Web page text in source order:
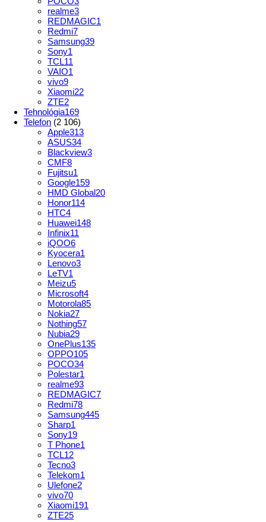
realme3
REDMAGIC1
Redmi7
Samsung39
Sony1
TCL11
VAIO1
vivo9
Xiaomi22
ZTE2
Tehnológia169
Telefon (2 106)
Apple313
ASUS34
Blackview3
CMF8
Fujitsu1
Google159
HMD Global20
Honor114
HTC4
Huawei148
Infinix11
iQOO6
Kyocera1
Lenovo3
LeTV1
Meizu5
Microsoft4
Motorola85
Nokia27
Nothing57
Nubia29
OnePlus135
OPPO105
POCO34
Polestar1
realme93
REDMAGIC7
Redmi78
Samsung445
Sharp1
Sony19
T Phone1
TCL12
Tecno3
Telekom1
Ulefone2
vivo70
Xiaomi191
ZTE25